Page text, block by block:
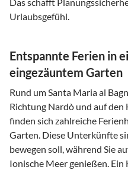
Urlaubsgefühl.
Entspannte Ferien in
eingezäuntem Garten
Rund um Santa Maria al
Richtung Nardò und auf den
finden sich zahlreiche
Garten. Diese Unterkünfte
bewegen soll, während Sie
Ionische Meer genießen. Ein